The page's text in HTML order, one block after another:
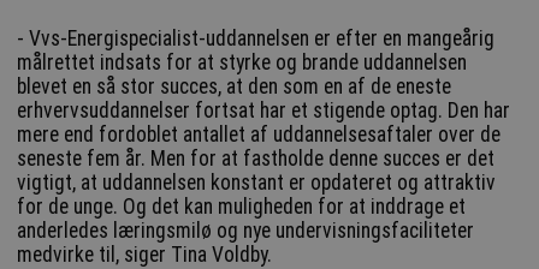
- Vvs-Energispecialist-uddannelsen er efter en mangeårig
målrettet indsats for at styrke og brande uddannelsen
blevet en så stor succes, at den som en af de eneste
erhvervsuddannelser fortsat har et stigende optag. Den har
mere end fordoblet antallet af uddannelsesaftaler over de
seneste fem år. Men for at fastholde denne succes er det
vigtigt, at uddannelsen konstant er opdateret og attraktiv
for de unge. Og det kan muligheden for at inddrage et
anderledes læringsmilø og nye undervisningsfaciliteter
medvirke til, siger Tina Voldby.